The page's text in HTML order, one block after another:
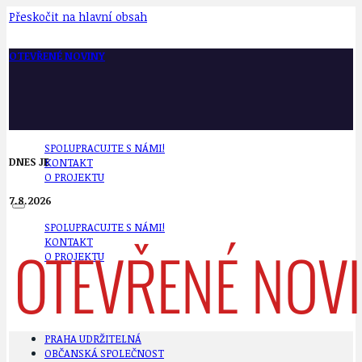
Přeskočit na hlavní obsah
OTEVŘENÉ NOVINY
SPOLUPRACUJTE S NÁMI!
KONTAKT
O PROJEKTU
SPOLUPRACUJTE S NÁMI!
KONTAKT
O PROJEKTU
DNES JE
7.8.2026
PRAHA UDRŽITELNÁ
OBČANSKÁ SPOLEČNOST